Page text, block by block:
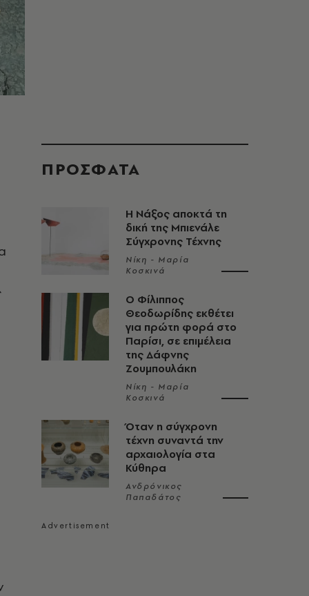
ΠΡΟΣΦΑΤΑ
Η Νάξος αποκτά τη
δική της Μπιενάλε
Σύγχρονης Τέχνης
Νίκη - Μαρία
Κοσκινά
Ο Φίλιππος
Θεοδωρίδης εκθέτει
για πρώτη φορά στο
Παρίσι, σε επιμέλεια
της Δάφνης
Ζουμπουλάκη
Νίκη - Μαρία
Κοσκινά
Όταν η σύγχρονη
τέχνη συναντά την
αρχαιολογία στα
Κύθηρα
Ανδρόνικος
Παπαδάτος